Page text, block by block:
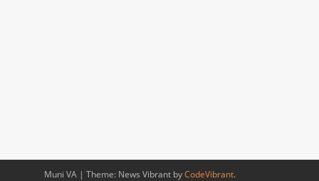
Muni VA | Theme: News Vibrant byCodeVibrant.